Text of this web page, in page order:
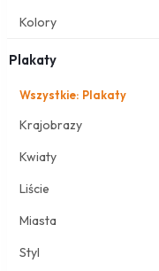
Kolory
Plakaty
Wszystkie: Plakaty
Krajobrazy
Kwiaty
Liście
Miasta
Styl